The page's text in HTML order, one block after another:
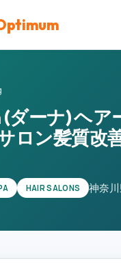
ダーナ) ヘア
ロン髪質改
HAIR SALONS 神奈